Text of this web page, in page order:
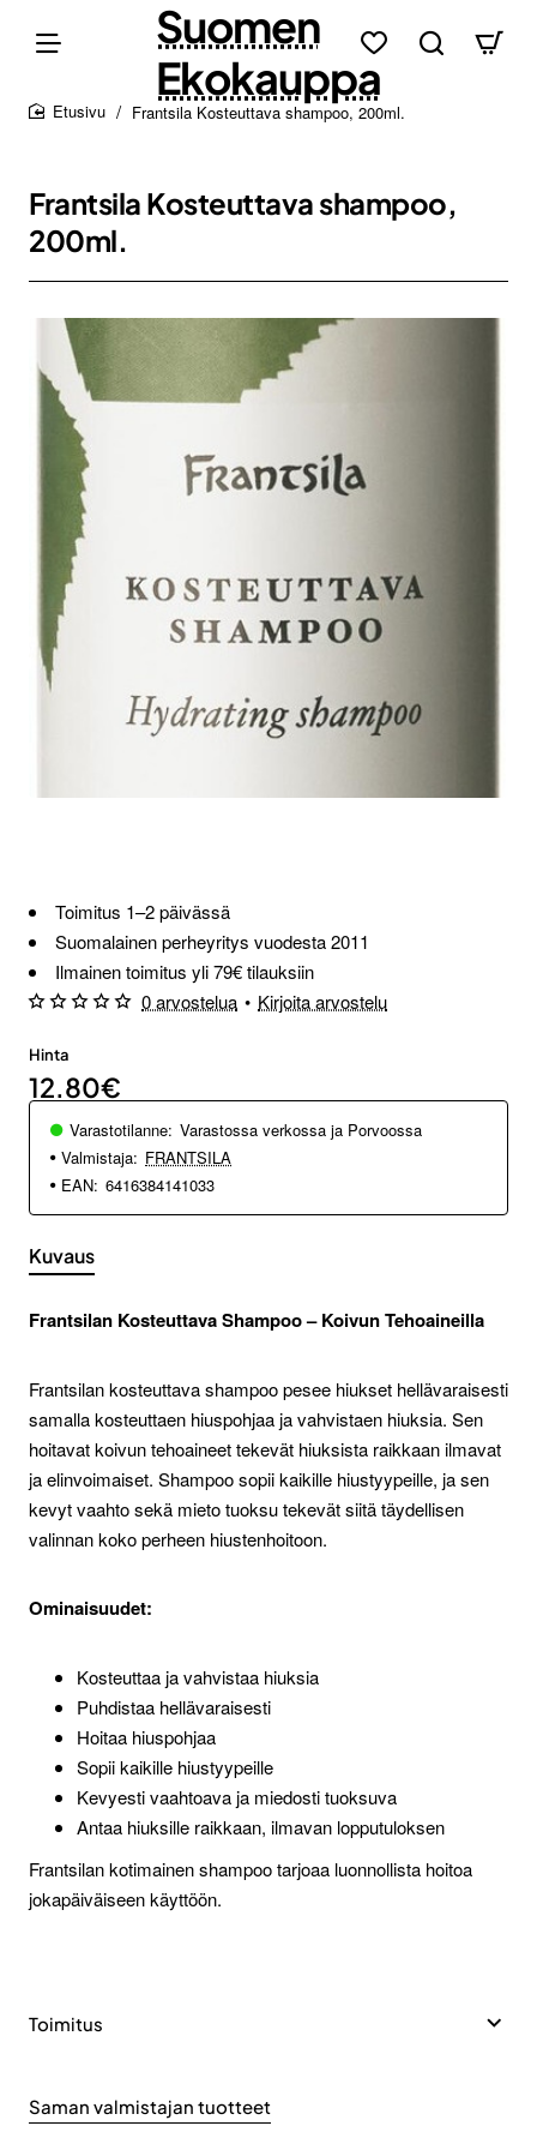
Suomen
Ekokauppa
Frantsila Kosteuttava shampoo, 200ml.
Frantsila Kosteuttava shampoo,
200ml.
Toimitus 1–2 päivässä
Suomalainen perheyritys vuodesta 2011
Ilmainen toimitus yli 79€ tilauksiin
0 arvostelua • Kirjoita arvostelu
Hinta
12.80€
Varastotilanne: Varastossa verkossa ja Porvoossa
Valmistaja: FRANTSILA
EAN: 6416384141033
Kuvaus
Frantsilan Kosteuttava Shampoo – Koivun Tehoaineilla
Frantsilan kosteuttava shampoo pesee hiukset hellävaraisesti
samalla kosteuttaen hiuspohjaa ja vahvistaen hiuksia. Sen
hoitavat koivun tehoaineet tekevät hiuksista raikkaan ilmavat
ja elinvoimaiset. Shampoo sopii kaikille hiustyypeille, ja sen
kevyt vaahto sekä mieto tuoksu tekevät siitä täydellisen
valinnan koko perheen hiustenhoitoon.
Ominaisuudet:
Kosteuttaa ja vahvistaa hiuksia
Puhdistaa hellävaraisesti
Hoitaa hiuspohjaa
Sopii kaikille hiustyypeille
Kevyesti vaahtoava ja miedosti tuoksuva
Antaa hiuksille raikkaan, ilmavan lopputuloksen
Frantsilan kotimainen shampoo tarjoaa luonnollista hoitoa
jokapäiväiseen käyttöön.
Toimitus
Saman valmistajan tuotteet